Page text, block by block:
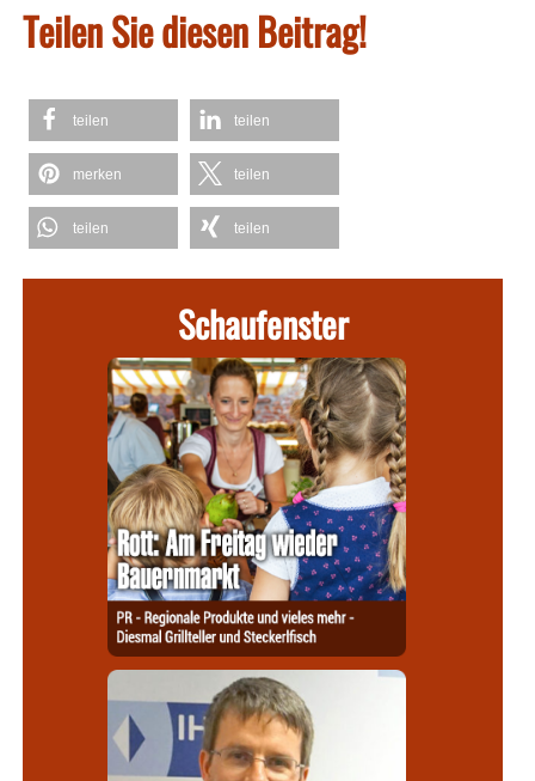
Teilen Sie diesen Beitrag!
teilen teilen
merken teilen
teilen teilen
Schaufenster